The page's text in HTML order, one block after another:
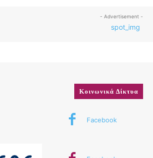
- Advertisement -
Κοινωνικά Δίκτυα
Facebook